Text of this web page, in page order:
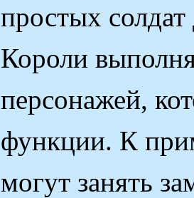
простых
Короли
персонажей,
функции. К
могут занять